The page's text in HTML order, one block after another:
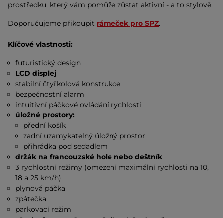
prostředku, který vám pomůže zůstat aktivní - a to stylově.
Doporučujeme přikoupit rámeček pro SPZ.
Klíčové vlastnosti:
futuristický design
LCD displej
stabilní čtyřkolová konstrukce
bezpečnostní alarm
intuitivní páčkové ovládání rychlosti
úložné prostory:
přední košík
zadní uzamykatelný úložný prostor
přihrádka pod sedadlem
držák na francouzské hole nebo deštník
3 rychlostní režimy (omezení maximální rychlosti na 10,
18 a 25 km/h)
plynová páčka
zpátečka
parkovací režim